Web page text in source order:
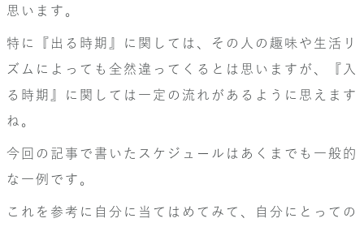
思います。
特に『出る時期』に関しては、その人の趣味や生活リ
ズムによっても全然違ってくるとは思いますが、『入
る時期』に関しては一定の流れがあるように思えます
ね。
今回の記事で書いたスケジュールはあくまでも一般的
な一例です。
これを参考に自分に当てはめてみて、自分にとっての